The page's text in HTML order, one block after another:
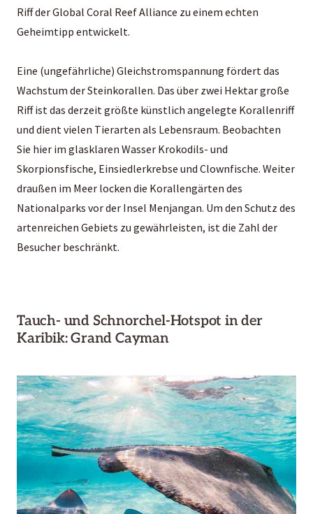
Riff der Global Coral Reef Alliance zu einem echten
Geheimtipp entwickelt.
Eine (ungefährliche) Gleichstromspannung fördert das
Wachstum der Steinkorallen. Das über zwei Hektar große
Riff ist das derzeit größte künstlich angelegte Korallenriff
und dient vielen Tierarten als Lebensraum. Beobachten
Sie hier im glasklaren Wasser Krokodils- und
Skorpionsfische, Einsiedlerkrebse und Clownfische. Weiter
draußen im Meer locken die Korallengärten des
Nationalparks vor der Insel Menjangan. Um den Schutz des
artenreichen Gebiets zu gewährleisten, ist die Zahl der
Besucher beschränkt.
Tauch- und Schnorchel-Hotspot in der
Karibik: Grand Cayman